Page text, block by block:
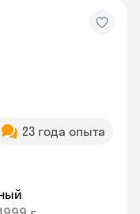
23 года опыта